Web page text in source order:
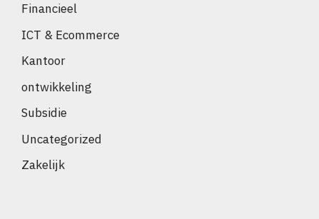
Financieel
ICT & Ecommerce
Kantoor
ontwikkeling
Subsidie
Uncategorized
Zakelijk